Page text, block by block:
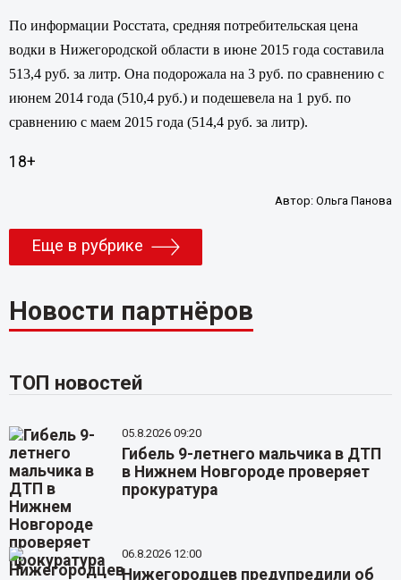
По информации Росстата, средняя потребительская цена
водки в Нижегородской области в июне 2015 года составила
513,4 руб. за литр. Она подорожала на 3 руб. по сравнению с
июнем 2014 года (510,4 руб.) и подешевела на 1 руб. по
сравнению с маем 2015 года (514,4 руб. за литр).
18+
Автор:Ольга Панова
Еще в рубрике
Новости партнёров
ТОП новостей
05.8.2026 09:20
Гибель 9-летнего мальчика в ДТП
в Нижнем Новгороде проверяет
прокуратура
06.8.2026 12:00
Нижегородцев предупредили об